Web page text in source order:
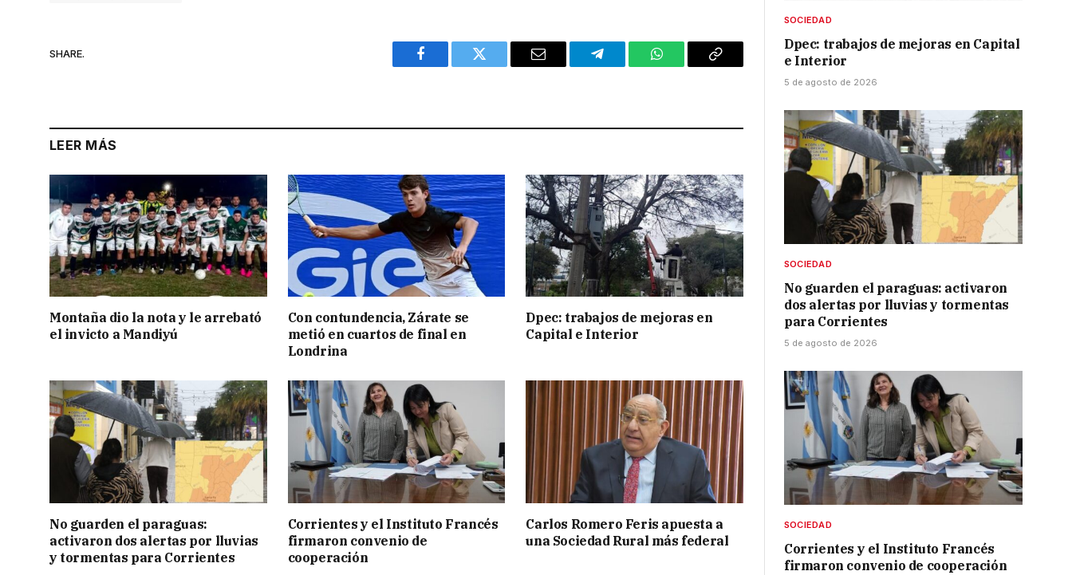
SHARE.
Facebook Twitter Email Telegram WhatsAppCopy
LEER MÁS
Montaña dio la nota y le arrebató
el invicto a Mandiyú
Con contundencia, Zárate se
metió en cuartos de final en
Londrina
Dpec: trabajos de mejoras en
Capital e Interior
No guarden el paraguas:
activaron dos alertas por lluvias
y tormentas para Corrientes
Corrientes y el Instituto Francés
firmaron convenio de
cooperación
Carlos Romero Feris apuesta a
una Sociedad Rural más federal
SOCIEDAD
Dpec: trabajos de mejoras en Capital
e Interior
5 de agosto de 2026
SOCIEDAD
No guarden el paraguas: activaron
dos alertas por lluvias y tormentas
para Corrientes
5 de agosto de 2026
SOCIEDAD
Corrientes y el Instituto Francés
firmaron convenio de cooperación